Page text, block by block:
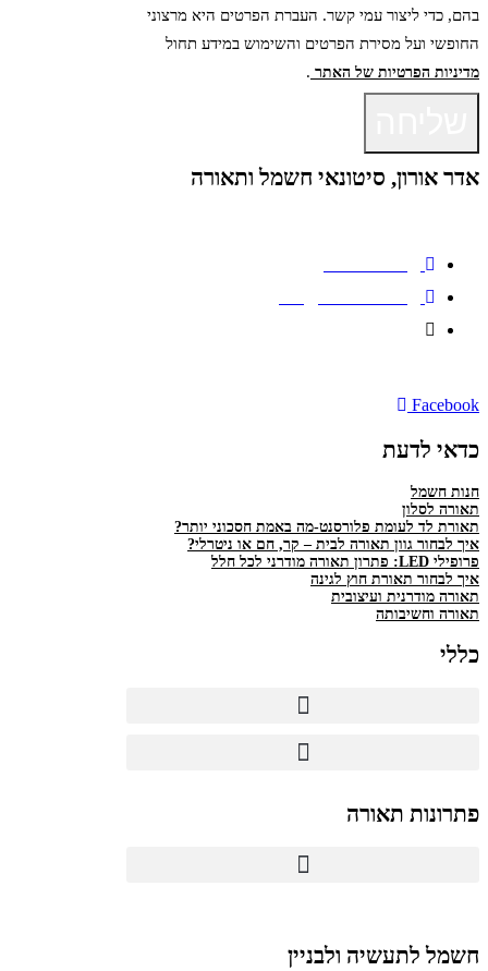
בהם, כדי ליצור עמי קשר. העברת הפרטים היא מרצוני
החופשי ועל מסירת הפרטים והשימוש במידע תחול
מדיניות הפרטיות של האתר .
אדר אורון, סיטונאי חשמל ותאורה
Facebook
כדאי לדעת
חנות חשמל
תאורה לסלון
תאורת לד לעומת פלורסנט-מה באמת חסכוני יותר?
איך לבחור גוון תאורה לבית – קר, חם או ניטרלי?
פרופילי LED: פתרון תאורה מודרני לכל חלל
איך לבחור תאורת חוץ לגינה
תאורה מודרנית ועיצובית
תאורה וחשיבותה
כללי
פתרונות תאורה
חשמל לתעשיה ולבניין